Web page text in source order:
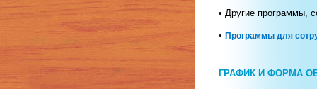
• Другие программы,
• Программы для
ГРАФИК И ФОРМА